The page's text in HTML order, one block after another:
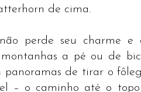
de cima.
perde seu charme e
montanhas a pé ou de
panoramas de tirar o
– o caminho até o